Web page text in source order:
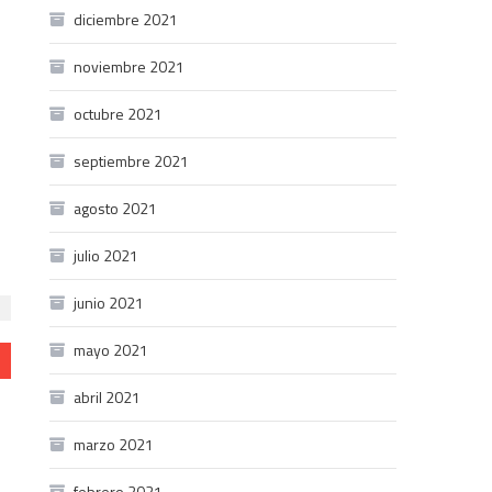
diciembre 2021
noviembre 2021
octubre 2021
septiembre 2021
agosto 2021
julio 2021
junio 2021
mayo 2021
abril 2021
marzo 2021